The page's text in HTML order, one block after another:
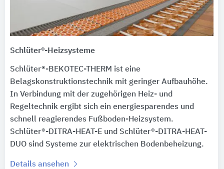
Schlüter®-Heizsysteme
Schlüter®-BEKOTEC-THERM ist eine
Belagskonstruktionstechnik mit geringer Aufbauhöhe.
In Verbindung mit der zugehörigen Heiz- und
Regeltechnik ergibt sich ein energiesparendes und
schnell reagierendes Fußboden-Heizsystem.
Schlüter®-DITRA-HEAT-E und Schlüter®-DITRA-HEAT-
DUO sind Systeme zur elektrischen Bodenbeheizung.
Details ansehen